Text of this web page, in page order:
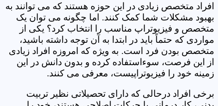
افراد متخصص زیادی در این حوزه هستند که می توانند به
بهبود مشکلات شما کمک کنند. اما چگونه می توان یک
متخصص و فیزیوتراپ مناسب را انتخاب کرد؟ یکی از
مواردی که حتماً باید در ابتدا به آن توجه داشته باشید،
متخصص بودن فرد است. به ویژه که امروزه افراد زیادی
از این فرصت، سوءاستفاده کرده و بدون دانش در این
زمینه خود را فیزیوتراپیست، معرفی می کنند.
برخی افراد درحالی که دارای تحصیلاتی نظیر تربیت